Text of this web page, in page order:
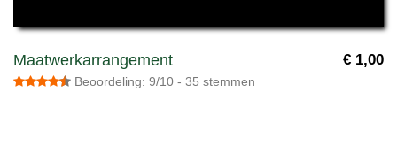
Maatwerkarrangement € 1,00
Beoordeling: 9/10 - 35 stemmen